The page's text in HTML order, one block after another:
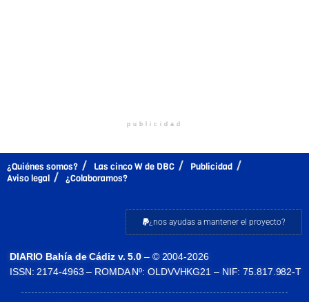
publicidad
¿Quiénes somos? Las cinco W de DBC
Publicidad
Aviso legal
¿Colaboramos?
¿nos ayudas a mantener el proyecto?
DIARIO Bahía de Cádiz v. 5.0 – © 2004-2026
ISSN: 2174-4963 – ROMDA Nº: OLDVVHKG21 – NIF: 75.817.982-T